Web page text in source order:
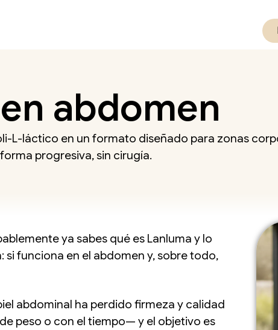
abdomen
L-láctico en un formato diseñado para zonas
progresiva, sin cirugía.
ya sabes qué es Lanluma y lo
si funciona en el abdomen y, sobre todo,
abdominal ha perdido firmeza y calidad
peso o con el tiempo— y el objetivo es